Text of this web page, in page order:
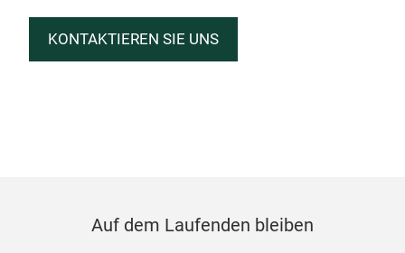
KONTAKTIEREN SIE UNS
Auf dem Laufenden bleiben